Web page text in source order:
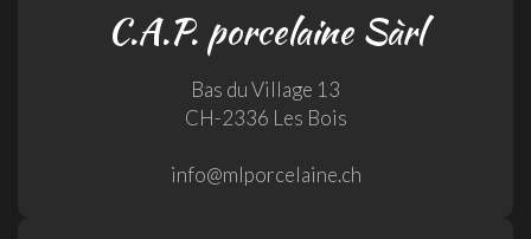
C.A.P. porcelaine Sàrl
Bas du Village 13
CH-2336 Les Bois
info@mlporcelaine.ch